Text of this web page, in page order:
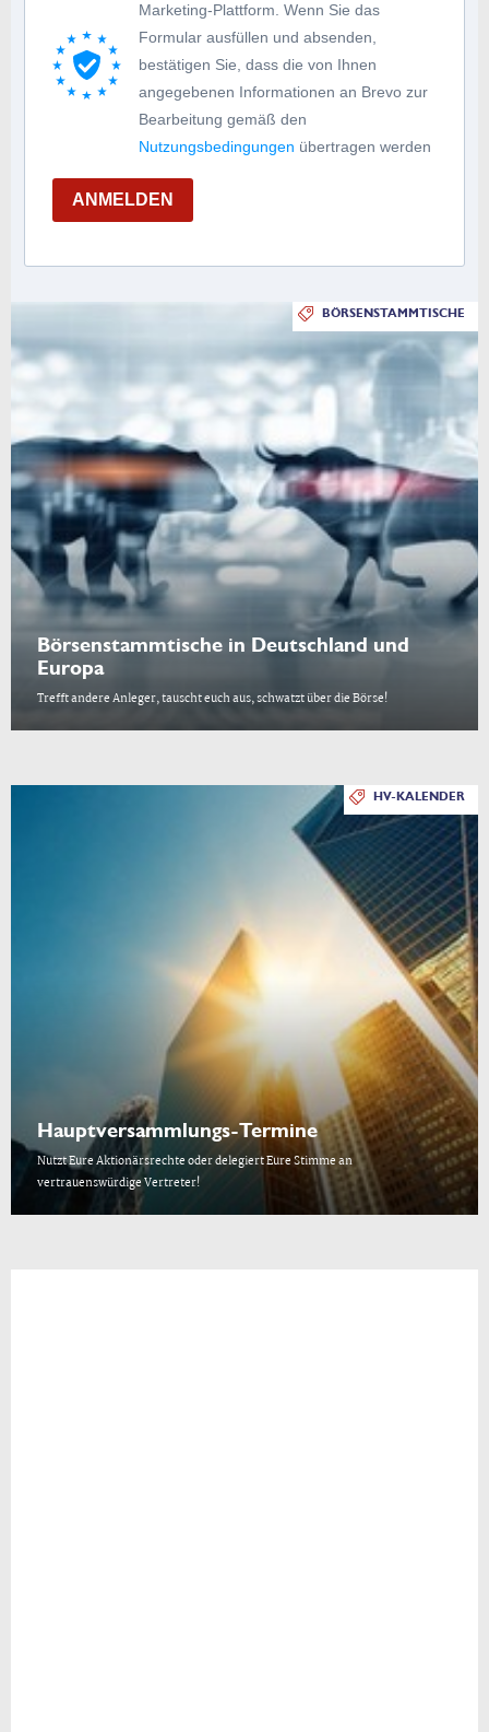
Marketing-Plattform. Wenn Sie das
Formular ausfüllen und absenden,
bestätigen Sie, dass die von Ihnen
angegebenen Informationen an Brevo zur
Bearbeitung gemäß den
Nutzungsbedingungen übertragen werden
ANMELDEN
BÖRSENSTAMMTISCHE
Börsenstammtische in Deutschland und
Europa
Trefft andere Anleger, tauscht euch aus, schwatzt über die Börse!
HV-KALENDER
Hauptversammlungs-Termine
Nutzt Eure Aktionärsrechte oder delegiert Eure Stimme an
vertrauenswürdige Vertreter!